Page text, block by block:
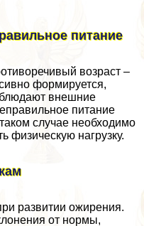
питание
возраст –
формируется,
внешние
питание
случае необходимо
физическую нагрузку.
развитии ожирения.
от нормы,